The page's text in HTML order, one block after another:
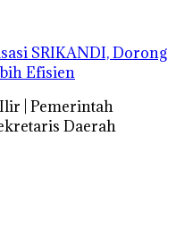
SRIKANDI, Dorong
Efisien
| Pemerintah
Daerah